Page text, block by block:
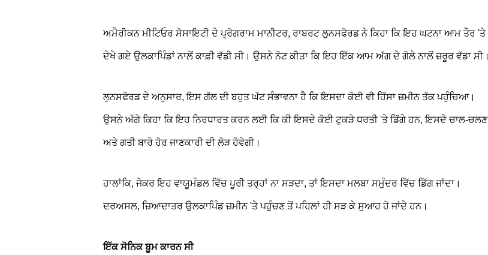
ਅਮੈਰੀਕਨ ਮੀਟਿਓਰ ਸੋਸਾਇਟੀ ਦੇ ਪ੍ਰੋਗਰਾਮ ਮਾਨੀਟਰ, ਰਾਬਰਟ ਲੁਨਸਫੋਰਡ ਨੇ ਕਿਹਾ ਕਿ ਇਹ ਘਟਨਾ ਆਮ ਤੌਰ 'ਤੇ
ਦੇਖੇ ਗਏ ਉਲਕਾਪਿੰਡਾਂ ਨਾਲੋਂ ਕਾਫ਼ੀ ਵੱਡੀ ਸੀ। ਉਸਨੇ ਨੋਟ ਕੀਤਾ ਕਿ ਇਹ ਇੱਕ ਆਮ ਅੱਗ ਦੇ ਗੋਲੇ ਨਾਲੋਂ ਜ਼ਰੂਰ ਵੱਡਾ ਸੀ।
ਲੁਨਸਫੋਰਡ ਦੇ ਅਨੁਸਾਰ, ਇਸ ਗੱਲ ਦੀ ਬਹੁਤ ਘੱਟ ਸੰਭਾਵਨਾ ਹੈ ਕਿ ਇਸਦਾ ਕੋਈ ਵੀ ਹਿੱਸਾ ਜ਼ਮੀਨ ਤੱਕ ਪਹੁੰਚਿਆ।
ਉਸਨੇ ਅੱਗੇ ਕਿਹਾ ਕਿ ਇਹ ਨਿਰਧਾਰਤ ਕਰਨ ਲਈ ਕਿ ਕੀ ਇਸਦੇ ਕੋਈ ਟੁਕੜੇ ਧਰਤੀ 'ਤੇ ਡਿੱਗੇ ਹਨ, ਇਸਦੇ ਚਾਲ-ਚਲਣ
ਅਤੇ ਗਤੀ ਬਾਰੇ ਹੋਰ ਜਾਣਕਾਰੀ ਦੀ ਲੋੜ ਹੋਵੇਗੀ।
ਹਾਲਾਂਕਿ, ਜੇਕਰ ਇਹ ਵਾਯੂਮੰਡਲ ਵਿੱਚ ਪੂਰੀ ਤਰ੍ਹਾਂ ਨਾ ਸੜਦਾ, ਤਾਂ ਇਸਦਾ ਮਲਬਾ ਸਮੁੰਦਰ ਵਿੱਚ ਡਿੱਗ ਜਾਂਦਾ।
ਦਰਅਸਲ, ਜ਼ਿਆਦਾਤਰ ਉਲਕਾਪਿੰਡ ਜ਼ਮੀਨ 'ਤੇ ਪਹੁੰਚਣ ਤੋਂ ਪਹਿਲਾਂ ਹੀ ਸੜ ਕੇ ਸੁਆਹ ਹੋ ਜਾਂਦੇ ਹਨ।
ਇੱਕ ਸੋਨਿਕ ਬੂਮ ਕਾਰਨ ਸੀ